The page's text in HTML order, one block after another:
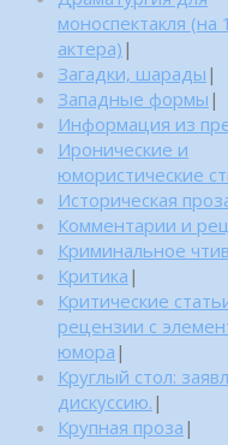
моноспектакля (на 1
актера) |
Загадки, шарады |
Западные формы |
Информация из
Иронические и
юмористические
Историческая
Комментарии и
Криминальное
Критика |
Критические
рецензии с
юмора |
Круглый стол:
дискуссию. |
Крупная проза |